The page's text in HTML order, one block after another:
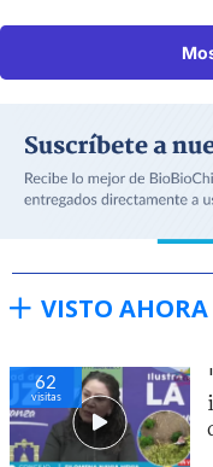
VISTO AHORA
62
visitas